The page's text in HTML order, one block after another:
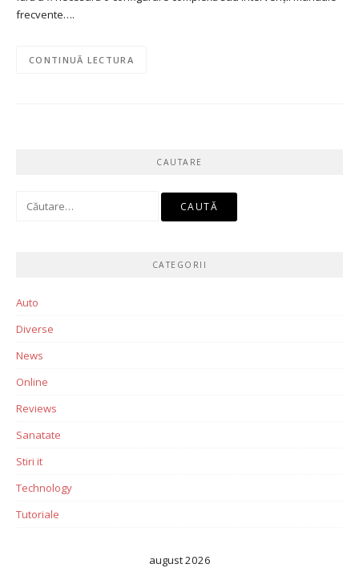
frecvente….
CONTINUĂ LECTURA
CAUTARE
Caută
CATEGORII
Auto
Diverse
News
Online
Reviews
Sanatate
Stiri it
Technology
Tutoriale
august 2026